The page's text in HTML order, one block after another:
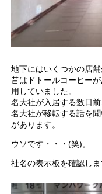
地下にはいくつかの店舗
昔はドトールコーヒー
用していました。
名大社が入居する数日
名大社が移転する話を
があります。
ウソです・・・(笑)。
社名の表示板を確認しま